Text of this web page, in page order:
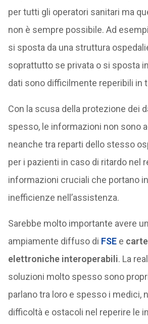
per tutti gli operatori sanitari ma
non è sempre possibile. Ad
si sposta da una struttura
soprattutto se privata o si sposta
dati sono difficilmente reperibili in
Con la scusa della protezione dei
spesso, le informazioni non sono
neanche tra reparti dello stesso
per i pazienti in caso di ritardo nel
informazioni cruciali che portano
inefficienze nell’assistenza.
Sarebbe molto importante avere
ampiamente diffuso di FSEe
elettroniche interoperabili. La
soluzioni molto spesso sono
parlano tra loro e spesso i medici,
difficoltà e ostacoli nel reperire le